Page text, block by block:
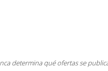
determina qué ofertas se